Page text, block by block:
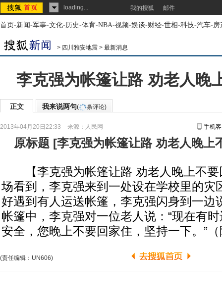
loading... 我的搜狐 邮件
首页-新闻-军事-文化-历史-体育-NBA-视频-娱谈-财经-世相-科技-汽车-房
> 四川雅安地震 > 最新消息
李克强为帐篷让路 劝老人晚
正文 我来说两句( 条评论)
2013年04月20日22:33 来源： 人民网 手机
原标题 [李克强为帐篷让路 劝老人晚上
【李克强为帐篷让路 劝老人晚上不要
场看到，李克强来到一处设在学校里的灾
好遇到有人运送帐篷，李克强闪身到一边
帐篷中，李克强对一位老人说：“现在有
安全，您晚上不要回家住，坚持一下。”
(责任编辑：UN606)